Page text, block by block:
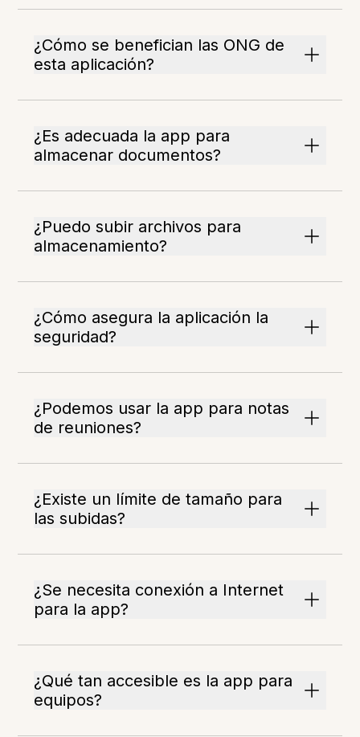
¿Cómo se benefician las ONG de
esta aplicación?
¿Es adecuada la app para
almacenar documentos?
¿Puedo subir archivos para
almacenamiento?
¿Cómo asegura la aplicación la
seguridad?
¿Podemos usar la app para notas
de reuniones?
¿Existe un límite de tamaño para
las subidas?
¿Se necesita conexión a Internet
para la app?
¿Qué tan accesible es la app para
equipos?